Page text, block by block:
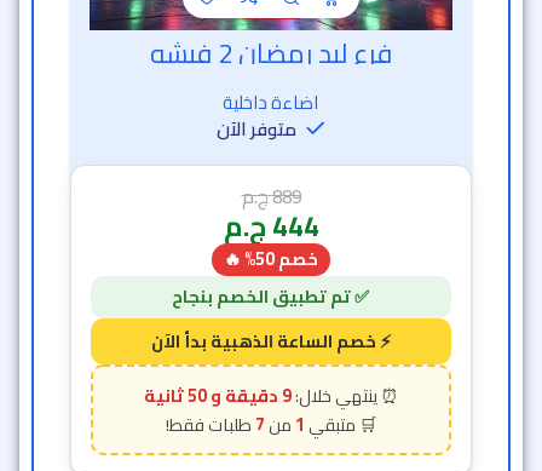
خصم الساعة الذهبية
فرع ليد رمضان 2 فيشه
اضاءة داخلية
متوفر الآن
889ج.م
444ج.م
خصم 50% 🔥
9 دقيقة و 48 ثانية
1
7